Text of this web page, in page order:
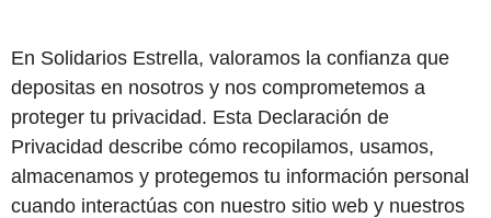
En Solidarios Estrella, valoramos la confianza que
depositas en nosotros y nos comprometemos a
proteger tu privacidad. Esta Declaración de
Privacidad describe cómo recopilamos, usamos,
almacenamos y protegemos tu información personal
cuando interactúas con nuestro sitio web y nuestros